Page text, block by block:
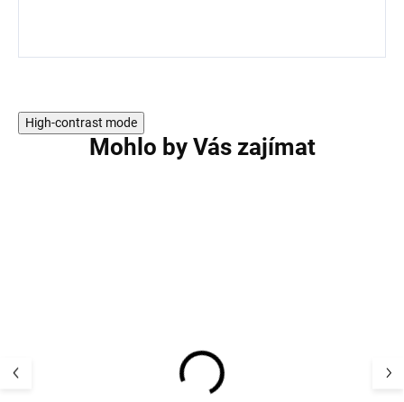
High-contrast mode
Mohlo by Vás zajímat